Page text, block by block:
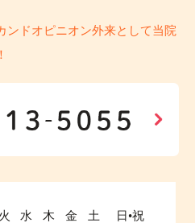
ンドオピニオン外来として当院
火 水 木 金 土 日•祝